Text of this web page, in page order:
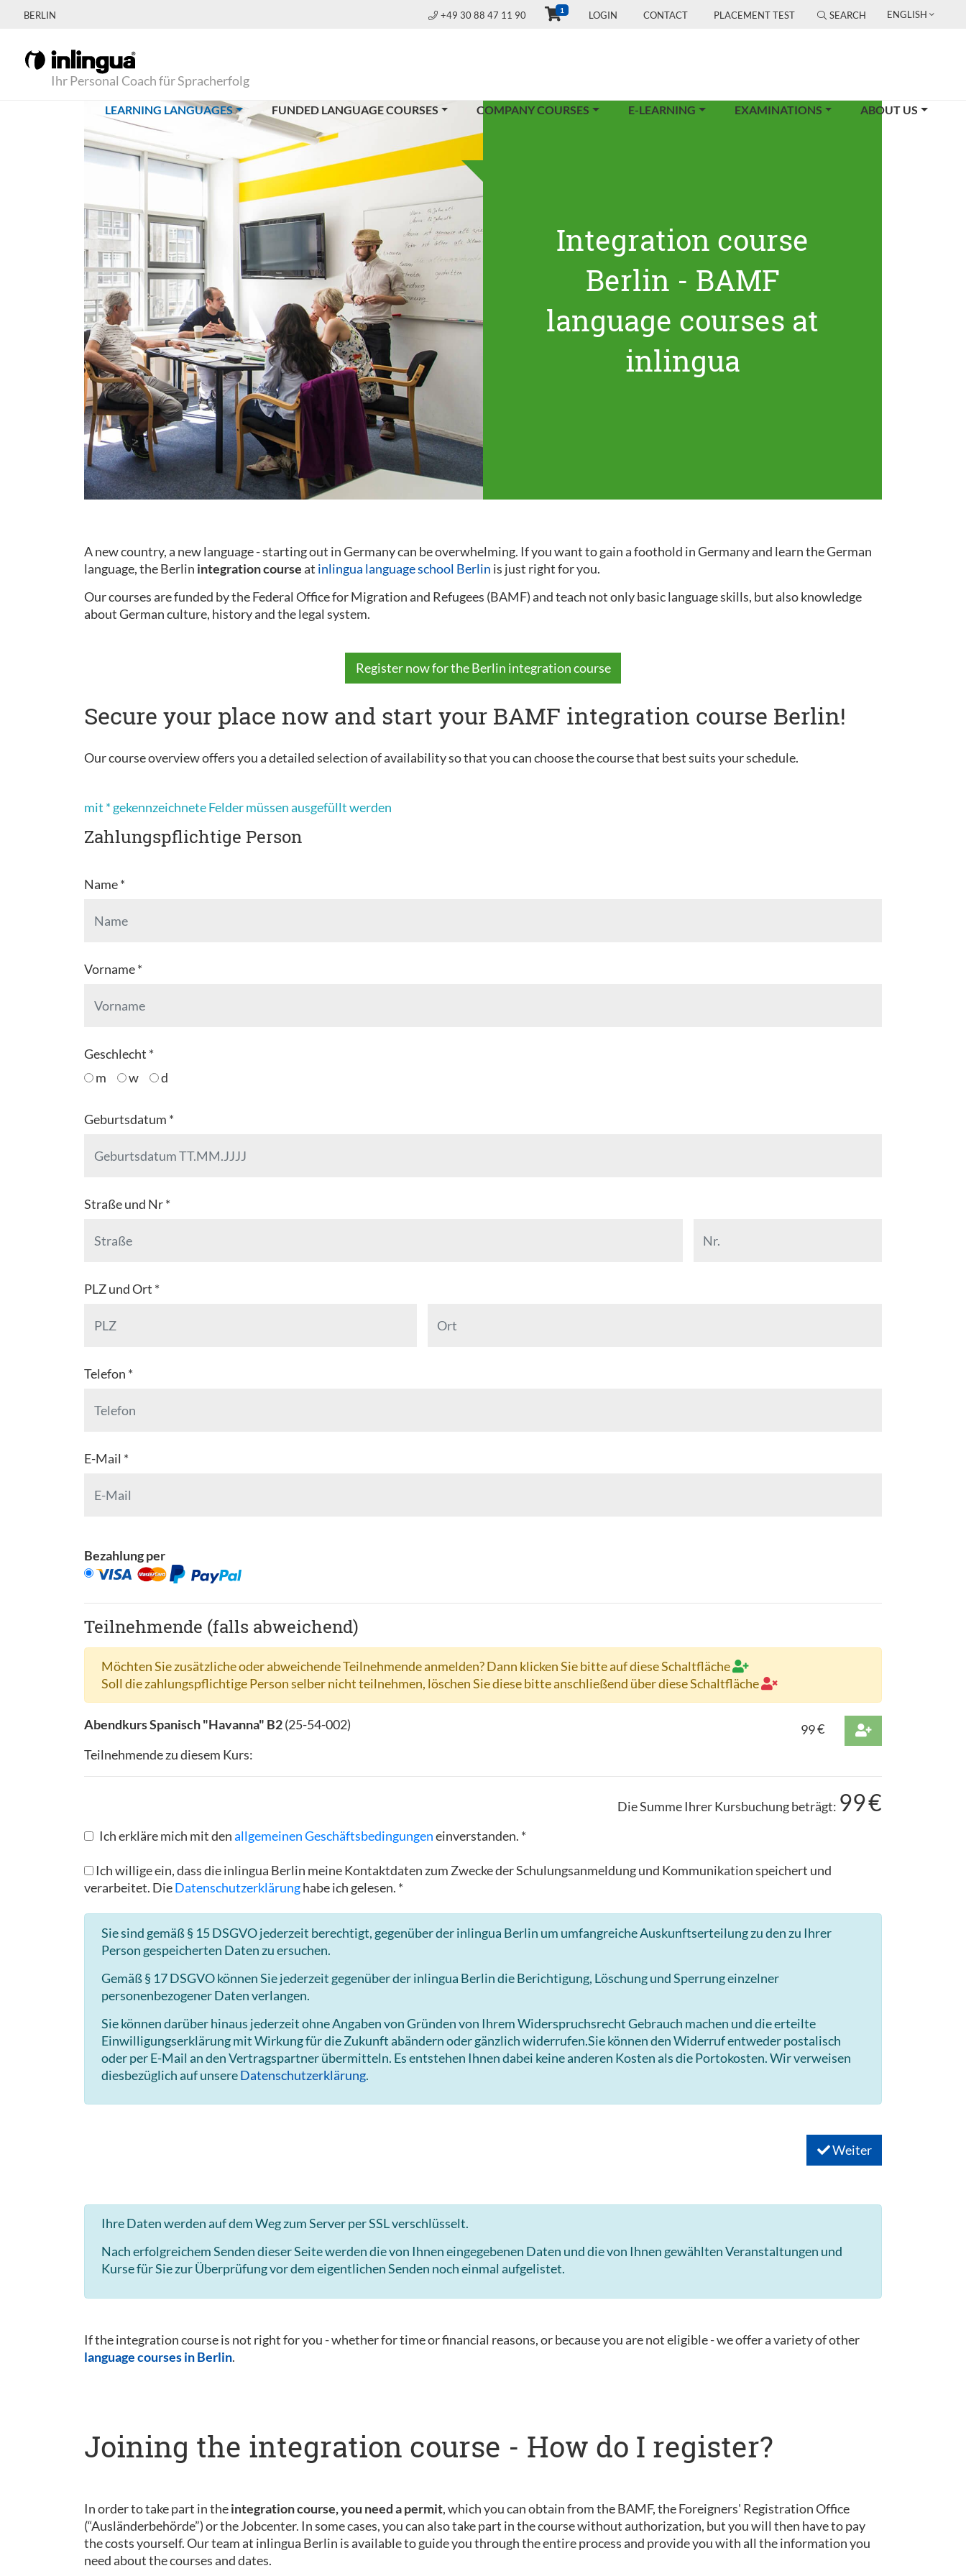
BERLIN +49 30 88 47 11 90 1 LOGIN CONTACT PLACEMENT TEST SEARCH ENGLISH
Ihr Personal Coach für Spracherfolg
LEARNING LANGUAGES(CURRENT)FUNDED LANGUAGE COURSES COMPANY COURSES E-LEARNING EXAMINATIONS ABOUT US
Integration course
Berlin - BAMF
language courses at
inlingua
A new country, a new language - starting out in Germany can be overwhelming. If you want to gain a foothold in Germany and learn the German
language, the Berlin integration courseat inlingua language school Berlin is just right for you.
Our courses are funded by the Federal Office for Migration and Refugees (BAMF) and teach not only basic language skills, but also knowledge
about German culture, history and the legal system.
Register now for the Berlin integration course
Secure your place now and start your BAMF integration course Berlin!
Our course overview offers you a detailed selection of availability so that you can choose the course that best suits your schedule.
mit * gekennzeichnete Felder müssen ausgefüllt werden
Zahlungspflichtige Person
Name *
Vorname *
Geschlecht *
m
w d
Geburtsdatum *
Straße und Nr *
PLZ und Ort *
Telefon *
E-Mail *
Bezahlung per
Teilnehmende (falls abweichend)
Möchten Sie zusätzliche oder abweichende Teilnehmende anmelden? Dann klicken Sie bitte auf diese Schaltfläche
Soll die zahlungspflichtige Person selber nicht teilnehmen, löschen Sie diese bitte anschließend über diese Schaltfläche
Abendkurs Spanisch "Havanna" B2(25-54-002) 99€
Teilnehmende zu diesem Kurs:
Die Summe Ihrer Kursbuchung beträgt: 99€
Ich erkläre mich mit denallgemeinen Geschäftsbedingungeneinverstanden. *
Ich willige ein, dass die inlingua Berlin meine Kontaktdaten zum Zwecke der Schulungsanmeldung und Kommunikation speichert und
verarbeitet. DieDatenschutzerklärunghabe ich gelesen. *
Sie sind gemäß § 15 DSGVO jederzeit berechtigt, gegenüber der inlingua Berlin um umfangreiche Auskunftserteilung zu den zu Ihrer
Person gespeicherten Daten zu ersuchen.
Gemäß § 17 DSGVO können Sie jederzeit gegenüber der inlingua Berlin die Berichtigung, Löschung und Sperrung einzelner
personenbezogener Daten verlangen.
Sie können darüber hinaus jederzeit ohne Angaben von Gründen von Ihrem Widerspruchsrecht Gebrauch machen und die erteilte
Einwilligungserklärung mit Wirkung für die Zukunft abändern oder gänzlich widerrufen.Sie können den Widerruf entweder postalisch
oder per E-Mail an den Vertragspartner übermitteln. Es entstehen Ihnen dabei keine anderen Kosten als die Portokosten. Wir verweisen
diesbezüglich auf unsereDatenschutzerklärung.
Weiter
Ihre Daten werden auf dem Weg zum Server per SSL verschlüsselt.
Nach erfolgreichem Senden dieser Seite werden die von Ihnen eingegebenen Daten und die von Ihnen gewählten Veranstaltungen und
Kurse für Sie zur Überprüfung vor dem eigentlichen Senden noch einmal aufgelistet.
If the integration course is not right for you - whether for time or financial reasons, or because you are not eligible - we offer a variety of other
language courses in Berlin.
Joining the integration course - How do I register?
In order to take part in theintegration course, you need a permit, which you can obtain from the BAMF, the Foreigners' Registration Office
(“Ausländerbehörde”) or the Jobcenter. In some cases, you can also take part in the course without authorization, but you will then have to pay
the costs yourself. Our team at inlingua Berlin is available to guide you through the entire process and provide you with all the information you
need about the courses and dates.